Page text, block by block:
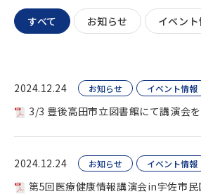
すべて お知らせ イベン
2024.12.24 お知らせ イベント情報
3/3 豊後高田市立図書館にて講演会
2024.12.24 お知らせ イベント情報
第5回医療健康情報講演会in宇佐市民